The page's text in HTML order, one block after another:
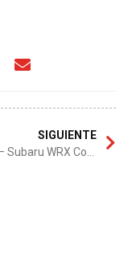
SIGUIENTE